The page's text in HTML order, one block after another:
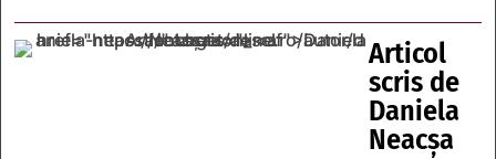
Articol
scris de
Daniela
Neacșa